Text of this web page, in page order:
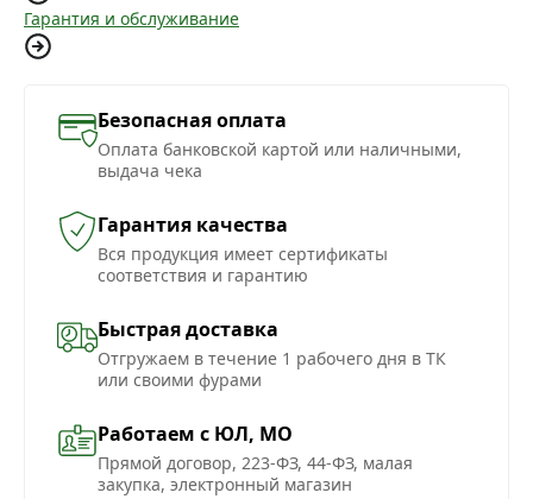
Гарантия и обслуживание
Безопасная оплата
Оплата банковской картой или наличными,
выдача чека
Гарантия качества
Вся продукция имеет сертификаты
соответствия и гарантию
Быстрая доставка
Отгружаем в течение 1 рабочего дня в ТК
или своими фурами
Работаем с ЮЛ, МО
Прямой договор, 223-ФЗ, 44-ФЗ, малая
закупка, электронный магазин